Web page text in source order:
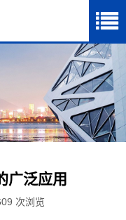
广泛应用
次浏览